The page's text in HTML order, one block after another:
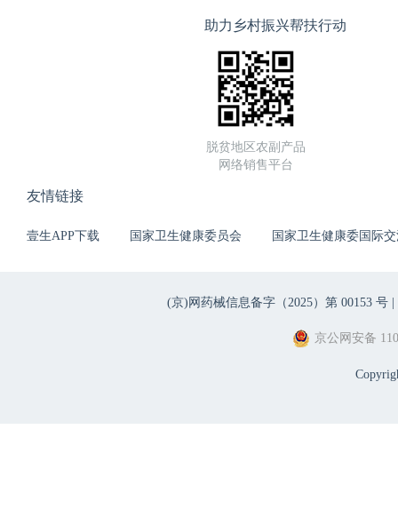
助力乡村振兴帮扶行动
脱贫地区农副产品
网络销售平台
友情链接
壹生APP下载 国家卫生健康委员会 国家卫生健康委国际
(京)网药械信息备字（2025）第 00153 号 |
京公网安备